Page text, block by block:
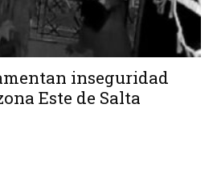
inseguridad
Este de Salta